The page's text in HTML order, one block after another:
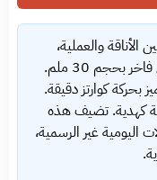
والعملية،
بتصميم بني غامق أنيق وميناء ذهبي فاخر بحجم 30 ملم.
بحركة كوارتز دقيقة.
كهدية. تضيف هذه
اليومية غير الرسمية،